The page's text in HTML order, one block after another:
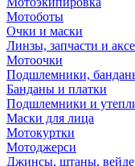
Мотоботы
Очки и маски
Линзы, запчасти и
Мотоочки
Подшлемники,
Банданы и платки
Подшлемники и
Маски для лица
Мотокуртки
Мотоджерси
Джинсы, штаны,